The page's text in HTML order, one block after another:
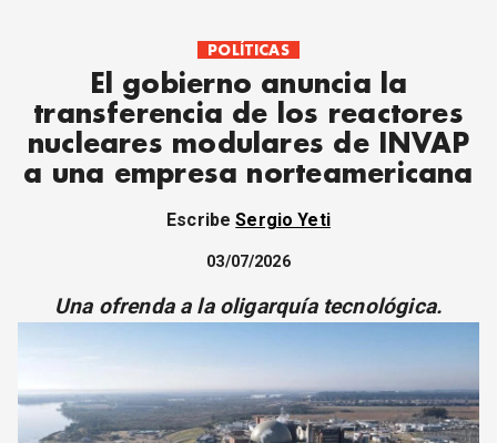
POLÍTICAS
INTERNACIONALES
MOVIMIENTO OBRERO
MUJER
ECONOMÍA
JUVENTUD
CORREO DE LECTORES
ARCHIVO
ALTAMIRA RESPONDE
Política Obrera Revista
POLÍTICAS
El gobierno anuncia la
transferencia de los reactores
nucleares modulares de INVAP
a una empresa norteamericana
EscribeSergio Yeti
03/07/2026
Una ofrenda a la oligarquía tecnológica.